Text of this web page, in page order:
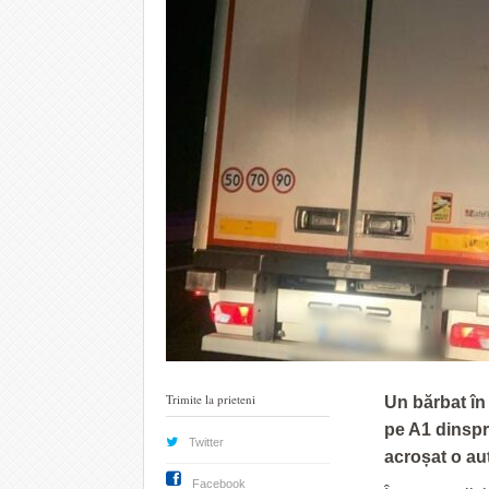
Un bărbat
pe A1
acroșat o
Trimite la prieteni
Twitter
Facebook